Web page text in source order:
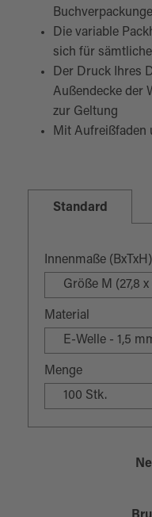
Die variable
sich für
Der Druck Ihres
Außendecke der
zur Geltung
Mit Aufreißfaden
Standard
Innenmaße (BxTxH)
Größe M (27,8
Material
E-Welle - 1,5
Menge
100 Stk.